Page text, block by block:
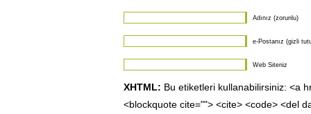
Adınız (zorunlu)
e-Postanız (gizli
Web Siteniz
XHTML: Bu etiketleri kullanabilirsiniz: <a
<blockquote cite=""> <cite> <code> <del